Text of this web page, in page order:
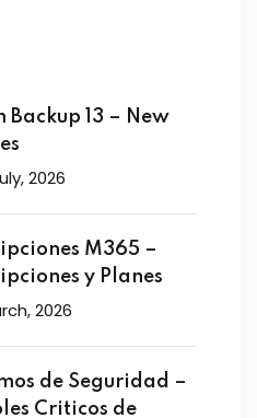
Backup 13 – New
2026
M365 –
y Planes
2026
de Seguridad –
Criticos de